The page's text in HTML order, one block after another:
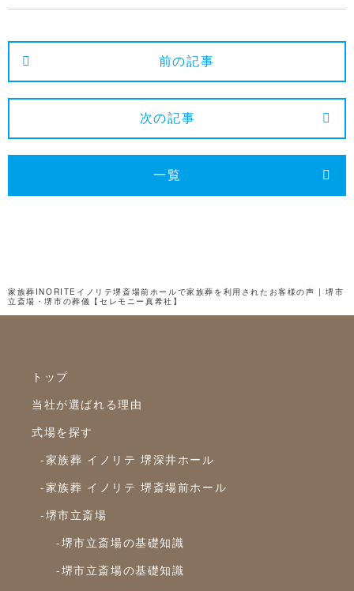
2025年1月
2024年5月
2024年4月
2024年2月
2024年1月
2023年12月
2023年11月
2023年10月
2023年9月
2023年8月
2023年7月
前の記事
次の記事
一覧
家族葬INORITEイノリテ堺斎場前ホールで家族葬を利用されたお客様の声 | 堺市
立斎場・堺市の葬儀【セレモニー真希社】
トップ
当社が選ばれる理由
式場を探す
-家族葬 イノリテ 堺深井ホール
-家族葬 イノリテ 堺斎場前ホール
-堺市立斎場
-堺市立斎場の基礎知識
-堺市立斎場の基礎知識